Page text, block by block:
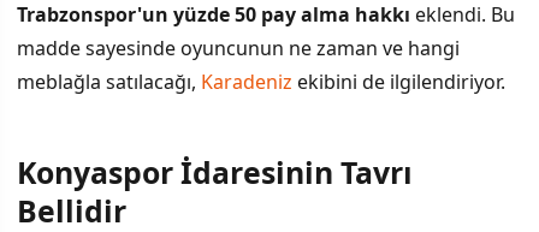
Trabzonspor'un yüzde 50 pay alma hakkı eklendi. Bu
madde sayesinde oyuncunun ne zaman ve hangi
meblağla satılacağı, Karadeniz ekibini de ilgilendiriyor.
Konyaspor İdaresinin Tavrı
Bellidir